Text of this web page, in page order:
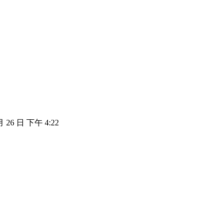
26 日 下午 4:22